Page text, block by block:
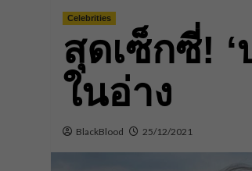
Celebrities
สุดเซ็กซี่!
ในอ่าง
BlackBlood 25/12/2021